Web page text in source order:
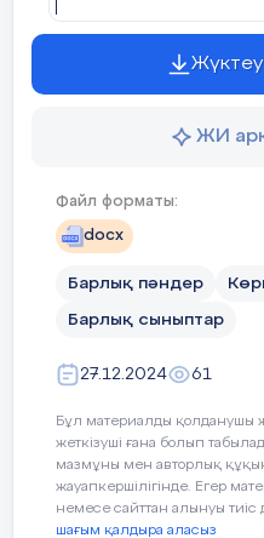
Жүктеу
ЖИ
Файл форматы:
docx
Барлық пәндер
Барлық сыныптар
27.12.2024 61
Бұл материалды қолданушы
жеткізуші ғана болып
мазмұны мен авторлық
жауапкершілігінде. Егер
немесе сайттан алынуы тиіс
шағым қалдыра аласыз